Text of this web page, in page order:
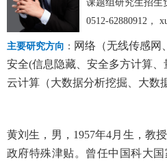
课题组研究生招生
0512-62880912，
主要研究方向 ： 网络（无线传感网
安全(信息隐藏、安全多方计算
云计算（大数据分析挖掘、大数
黄刘生，男，1957年4月生，教
政府特殊津贴。曾任中国科大国